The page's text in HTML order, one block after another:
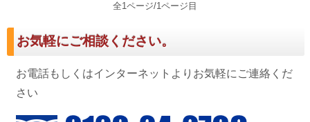
全1ページ/1ページ目
お気軽にご相談ください。
お電話もしくはインターネットよりお気軽にご連絡くだ
さい